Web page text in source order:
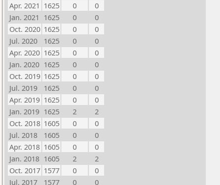
Apr. 2021 1625 0
0
Jan. 2021 1625 0
0
Oct. 2020 1625 0
0
Jul. 2020
1625 0
0
Apr. 2020 1625 0
0
Jan. 2020 1625 0
0
Oct. 2019 1625 0
0
Jul. 2019
1625 0
0
Apr. 2019 1625 0
0
Jan. 2019 1625 2
2
Oct. 2018 1605 0
0
Jul. 2018
1605 0
0
Apr. 2018 1605 0
0
Jan. 2018 1605 2
2
Oct. 2017 1577 0
0
Jul. 2017
1577 0
0